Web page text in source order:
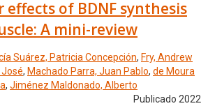
effects of BDNF synthesis
A mini-review
Suárez, Patricia Concepción, Fry, Andrew
, Machado Parra, Juan Pablo, de Moura
, Jiménez Maldonado, Alberto
Publicado 2022